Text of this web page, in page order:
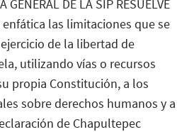
DE LA SIP RESUELVE
las limitaciones que se
de la libertad de
utilizando vías o recursos
propia Constitución, a los
sobre derechos humanos y a
de Chapultepec